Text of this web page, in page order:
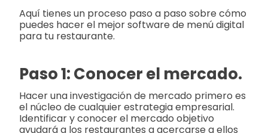
Aquí tienes un proceso paso a paso sobre cómo
puedes hacer el mejor software de menú digital
para tu restaurante.
Paso 1: Conocer el mercado.
Hacer una investigación de mercado primero es
el núcleo de cualquier estrategia empresarial.
Identificar y conocer el mercado objetivo
ayudará a los restaurantes a acercarse a ellos